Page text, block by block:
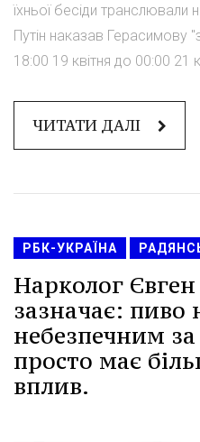
їхньої бесіди транслювали
Путін наказав Герасимову
18:00 19 квітня до 00:00 21
ЧИТАТИ ДАЛІ
РБК-УКРАЇНА
Нарколог
зазначає:
небезпечним
просто має
вплив.